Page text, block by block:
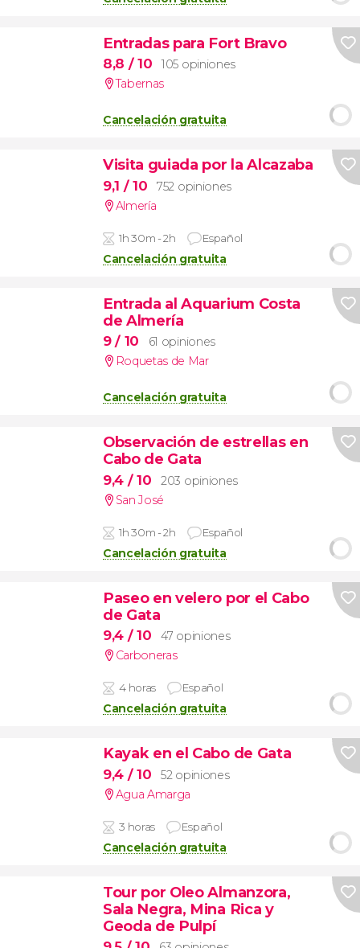
Entradas para Fort Bravo
8,8 / 10
105 opiniones
Tabernas
Cancelación gratuita
Visita guiada por la Alcazaba
9,1 / 10
752 opiniones
Almería
1h 30m - 2h Español
Cancelación gratuita
Entrada al Aquarium Costa
de Almería
9/ 10
61 opiniones
Roquetas de Mar
Cancelación gratuita
Observación de estrellas en
Cabo de Gata
9,4 / 10
203 opiniones
San José
1h 30m - 2h Español
Cancelación gratuita
Paseo en velero por el Cabo
de Gata
9,4 / 10
47 opiniones
Carboneras
4 horas Español
Cancelación gratuita
Kayak en el Cabo de Gata
9,4 / 10
52 opiniones
Agua Amarga
3 horas Español
Cancelación gratuita
Tour por Oleo Almanzora,
Sala Negra, Mina Rica y
Geoda de Pulpí